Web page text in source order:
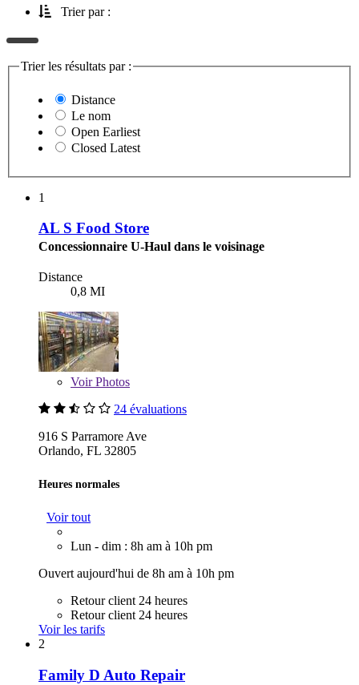
Trier par :
Trier les résultats par :
Distance
Le nom
Open Earliest
Closed Latest
1
AL S Food Store
Concessionnaire U-Haul dans le voisinage
Distance
0,8 MI
VoirPhotos
24 évaluations
916 S Parramore Ave
Orlando, FL 32805
Heures normales
Voir tout
Lun - dim : 8h am à 10h pm
Ouvert aujourd'hui de 8h am à 10h pm
Retour client 24 heures
Retour client 24 heures
Voir les tarifs
2
Family D Auto Repair